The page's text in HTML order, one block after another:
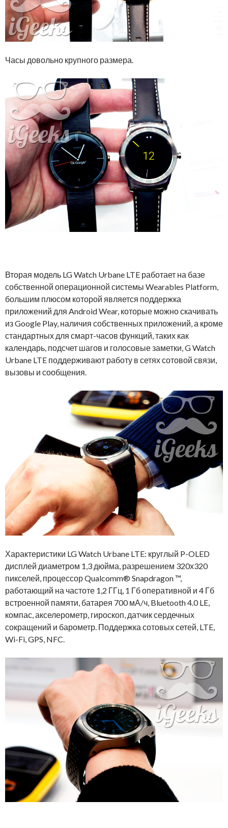
Часы довольно крупного размера.
Вторая модель LG Watch Urbane LTE работает на базе
собственной операционной системы Wearables Platform,
большим плюсом которой является поддержка
приложений для Android Wear, которые можно скачивать
из Google Play, наличия собственных приложений, а кроме
стандартных для смарт-часов функций, таких как
календарь, подсчет шагов и голосовые заметки, G Watch
Urbane LTE поддерживают работу в сетях сотовой связи,
вызовы и сообщения.
Характеристики LG Watch Urbane LTE: круглый P-OLED
дисплей диаметром 1,3 дюйма, разрешением 320х320
пикселей, процессор Qualcomm® Snapdragon ™,
работающий на частоте 1,2 ГГц, 1 Гб оперативной и 4 Гб
встроенной памяти, батарея 700 мА/ч, Bluetooth 4.0 LE,
компас, акселерометр, гироскоп, датчик сердечных
сокращений и барометр. Поддержка сотовых сетей, LTE,
Wi-Fi, GPS, NFC.